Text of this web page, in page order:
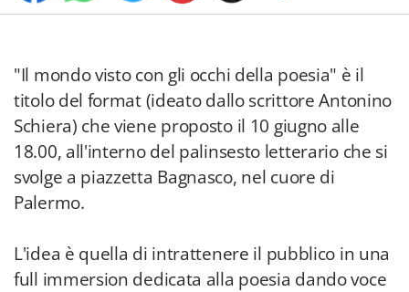
"Il mondo visto con gli occhi della poesia" è il
titolo del format (ideato dallo scrittore Antonino
Schiera) che viene proposto il 10 giugno alle
18.00, all'interno del palinsesto letterario che si
svolge a piazzetta Bagnasco, nel cuore di
Palermo.
L'idea è quella di intrattenere il pubblico in una
full immersion dedicata alla poesia dando voce